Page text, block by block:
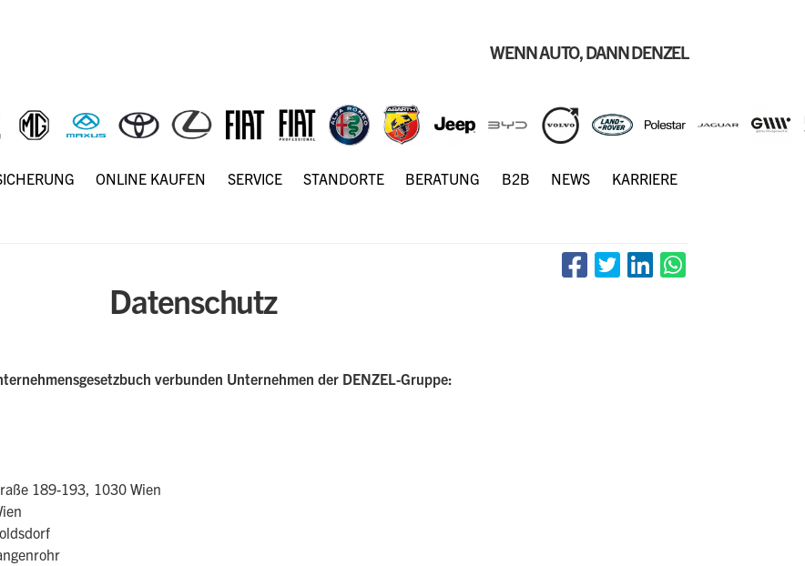
WENN AUTO, DANN DENZEL
ONLINE KAUFEN SERVICE STANDORTE BERATUNG B2B NEWS KARRIERE
Datenschutz
verbunden Unternehmen der DENZEL-Gruppe:
189-193, 1030 Wien